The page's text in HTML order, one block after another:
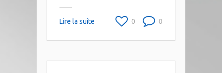
Lire la suite 0
0